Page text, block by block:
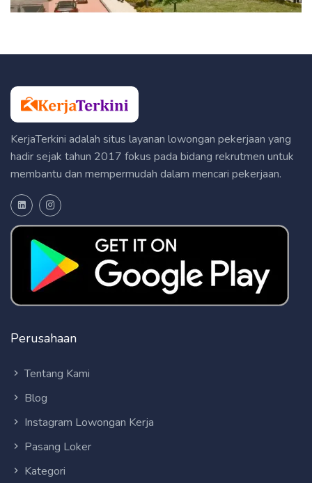
KerjaTerkini adalah situs layanan lowongan pekerjaan yang
hadir sejak tahun 2017 fokus pada bidang rekrutmen untuk
membantu dan mempermudah dalam mencari pekerjaan.
Perusahaan
Tentang Kami
Blog
Instagram Lowongan Kerja
Pasang Loker
Kategori